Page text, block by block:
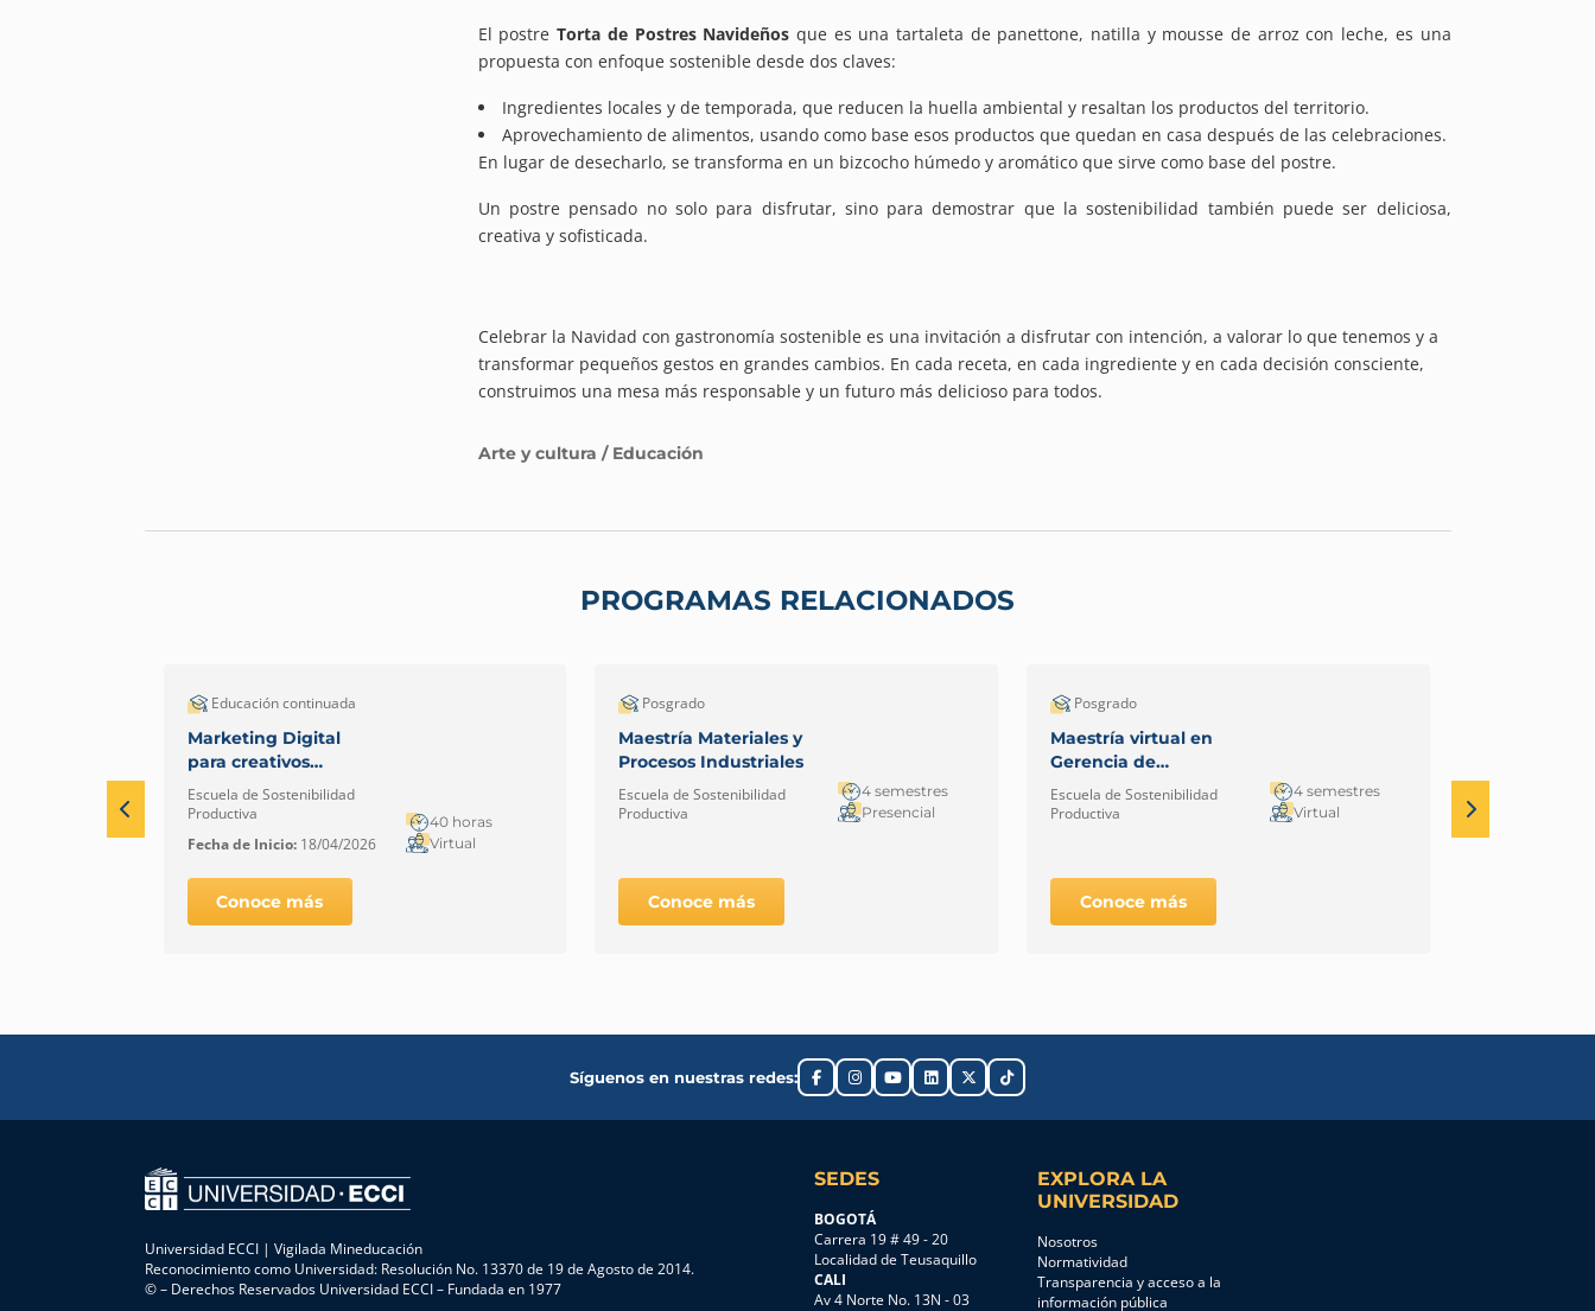
El postre Torta de Postres Navideños que es una tartaleta de panettone, natilla y mousse de arroz con leche, es una
propuesta con enfoque sostenible desde dos claves:
Ingredientes locales y de temporada, que reducen la huella ambiental y resaltan los productos del territorio.
Aprovechamiento de alimentos, usando como base esos productos que quedan en casa después de las celebraciones.
En lugar de desecharlo, se transforma en un bizcocho húmedo y aromático que sirve como base del postre.
Un postre pensado no solo para disfrutar, sino para demostrar que la sostenibilidad también puede ser deliciosa,
creativa y sofisticada.
Celebrar la Navidad con gastronomía sostenible es una invitación a disfrutar con intención, a valorar lo que tenemos y a
transformar pequeños gestos en grandes cambios. En cada receta, en cada ingrediente y en cada decisión consciente,
construimos una mesa más responsable y un futuro más delicioso para todos.
Arte y cultura / Educación
PROGRAMAS RELACIONADOS
Educación continuada
Marketing Digital
para creativos
emprendedores
Escuela de Sostenibilidad
Productiva
Fecha de Inicio:18/04/2026
40 horas
Virtual
Conoce más
Posgrado
Maestría Materiales y
Procesos Industriales
Escuela de Sostenibilidad
Productiva
4 semestres
Presencial
Conoce más
Posgrado
Maestría virtual en
Gerencia de
Proyectos
Escuela de Sostenibilidad
Productiva
4 semestres
Virtual
Conoce más
Desarrollo
Síguenos en nuestras redes:
Universidad ECCI | Vigilada Mineducación
Reconocimiento como Universidad: Resolución No. 13370 de 19 de Agosto de 2014.
© – Derechos Reservados Universidad ECCI – Fundada en 1977
SEDES
BOGOTÁ
Carrera 19 # 49 - 20
Localidad de Teusaquillo
CALI
Av 4 Norte No. 13N - 03
EXPLORA LA
UNIVERSIDAD
Nosotros
Normatividad
Transparencia y acceso a la
información pública